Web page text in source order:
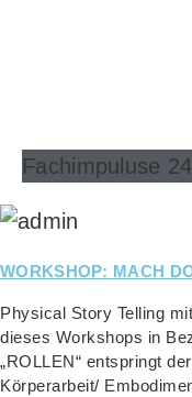
Fachimpuluse 24
WORKSHOP: MACH
Phy­si­cal Sto­ry Tel­ling
die­ses Work­shops in
„ROLLEN“ ent­springt
Körperarbeit/